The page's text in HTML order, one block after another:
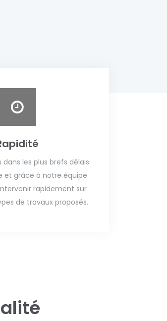
dans les plus brefs délais
et grâce à notre équipe
rapidement sur
de travaux proposés.